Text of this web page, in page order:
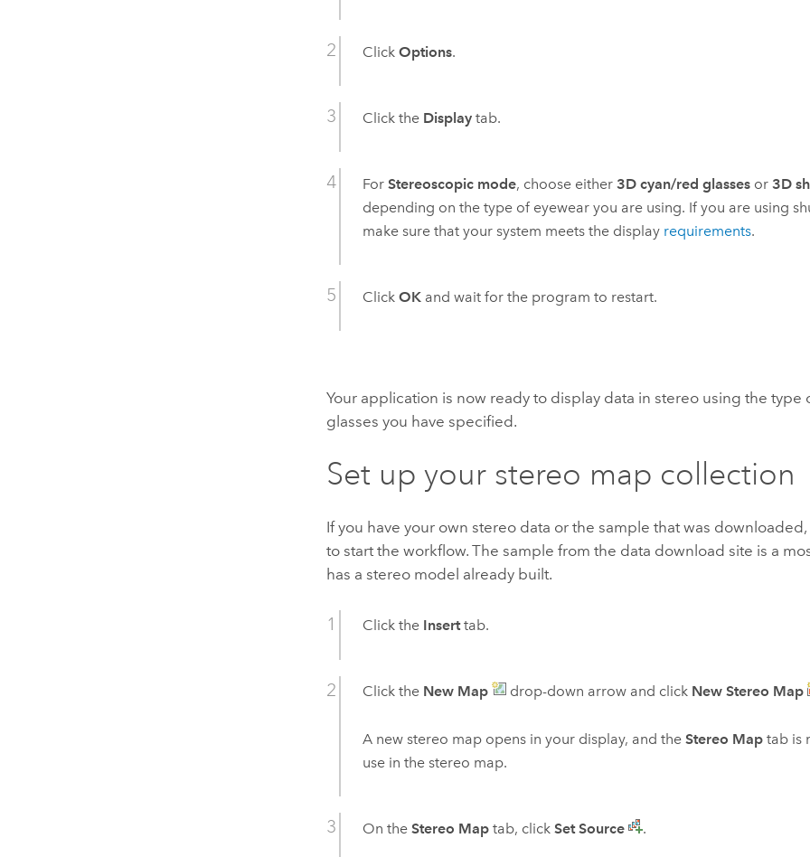
ClickOptions.
Click the Display tab.
ForStereoscopic mode, choose either3D cyan/red glasses or3D
depending on the type of eyewear you are using. If you are using
make sure that your system meets the display requirements.
ClickOK and wait for the program to restart.
Your application is now ready to display data in stereo using the type
glasses you have specified.
Set up your stereo map collection
If you have your own stereo data or the sample that was
to start the workflow. The sample from the data download site is a
has a stereo model already built.
Click the Inserttab.
Click the New Map drop-down arrow and click New Stereo Map
A new stereo map opens in your display, and theStereo Map tab is
use in the stereo map.
On theStereo Map tab, clickSet Source .